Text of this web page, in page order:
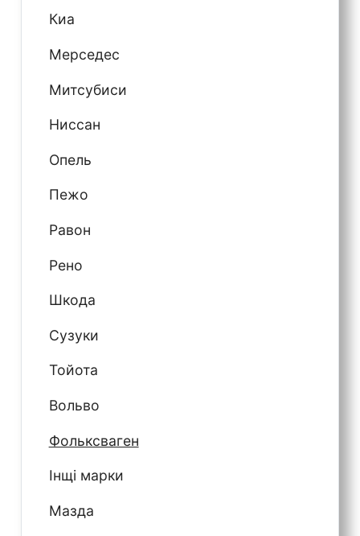
Киа
Мерседес
Митсубиси
Ниссан
Опель
Пежо
Равон
Рено
Шкода
Сузуки
Тойота
Вольво
Фольксваген
Інщі марки
Мазда